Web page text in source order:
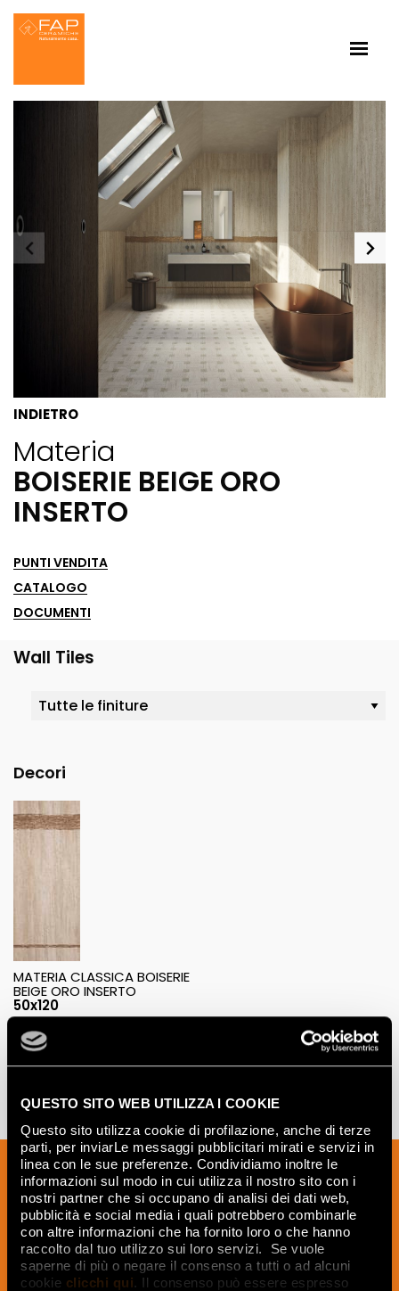
QUESTO SITO WEB UTILIZZA I COOKIE
Questo sito utilizza cookie di profilazione, anche di terze
parti, per inviarLe messaggi pubblicitari mirati e servizi in
linea con le sue preferenze. Condividiamo inoltre le
informazioni sul modo in cui utilizza il nostro sito con i
nostri partner che si occupano di analisi dei dati web,
pubblicità e social media i quali potrebbero combinarle
con altre informazioni che ha fornito loro o che hanno
raccolto dal tuo utilizzo sui loro servizi. Se vuole
saperne di più o negare il consenso a tutti o ad alcuni
cookie clicchi qui. Il consenso può essere espresso
INDIETRO
Materia
BOISERIE BEIGE ORO
INSERTO
PUNTI VENDITA
CATALOGO
DOCUMENTI
Wall Tiles
Decori
MATERIA CLASSICA BOISERIE
BEIGE ORO INSERTO
50x120
Iscriviti alla nostra newsletter per essere
sempre aggiornato sulle novità e
ricevere idee, consigli e suggerimenti
del mondo della ceramica e dell’interior
design.